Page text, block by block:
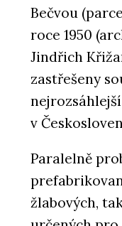
Bečvou
roce 1950
Jindřich
zastřešeny
v
Paralelně
žlabových,